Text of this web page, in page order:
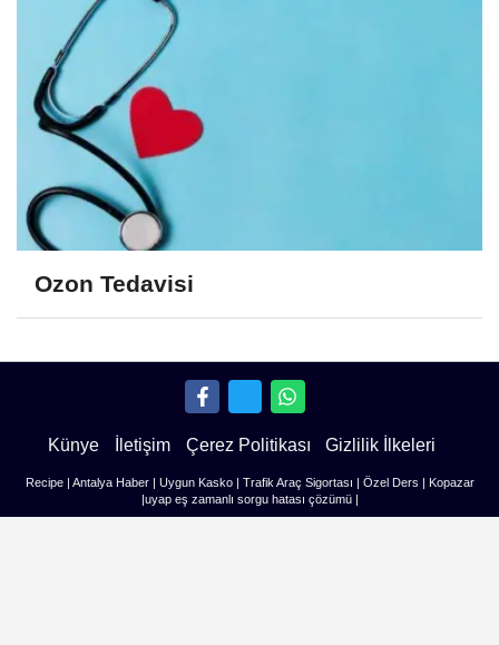
Ozon Tedavisi
Künye İletişim Çerez Politikası Gizlilik İlkeleri
Recipe| Antalya Haber| Uygun Kasko| Trafik Araç Sigortası | Özel Ders | Kopazar
|uyap eş zamanlı sorgu hatası çözümü|